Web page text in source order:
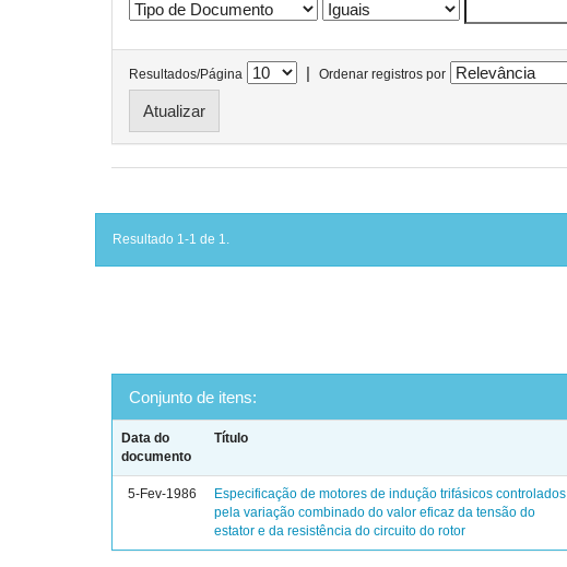
Resultados/Página | Ordenar registros por
Resultado 1-1 de 1.
Conjunto de itens:
Data do
documento
Título
5-Fev-1986
Especificação de motores de indução trifásicos controlados
pela variação combinado do valor eficaz da tensão do
estator e da resistência do circuito do rotor